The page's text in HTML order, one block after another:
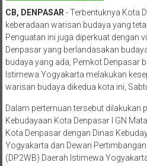
CB, DENPASAR­- Terbentuknya Kota
keberadaan warisan budaya yang
Penguatan ini juga diperkuat dengan
Denpasar yang berlandasakan
budaya yang ada, Pemkot Denpasar
Istimewa Yogyakarta melakukan
warisan budaya dikedua kota ini,
Dalam pertemuan tersebut dilakukan
Kebudayaan Kota Denpasar I GN
Kota Denpasar dengan Dinas
Yogyakarta dan Dewan
(DP2WB) Daerah Istimewa